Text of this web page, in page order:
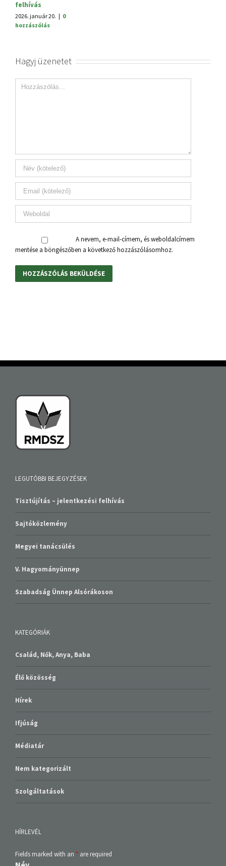
felhívás
2026. január 20. | 0
hozzászólás
Hagyj üzenetet
A nevem, e-mail-címem, és weboldalcímem
mentése a böngészőben a következő hozzászólásomhoz.
LEGUTÓBBI BEJEGYZÉSEK
Tisztújítás – jelentkezési felhívás
Sajtóközlemény
Megyei tanácsülés
V. Hagyományünnep
Szabadság Ünnep Alsórákoson
KATEGÓRIÁK
Család, Nők, Anya, Baba
Élő közösség
Hírek
Ifjúság
Médiatár
Nem kategorizált
Szolgáltatások
HÍRLEVÉL
Fields marked with an * are required